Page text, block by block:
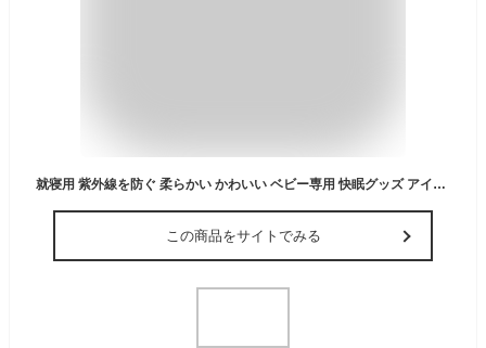
就寝用 紫外線を防ぐ 柔らかい かわいい ベビー専用 快眠グッズ アイマスク 遮光 安眠 睡眠 キッズ 肌に優しい シルク リラックス 軽量 赤ちゃん 絹 子供用 快適
この商品をサイトでみる